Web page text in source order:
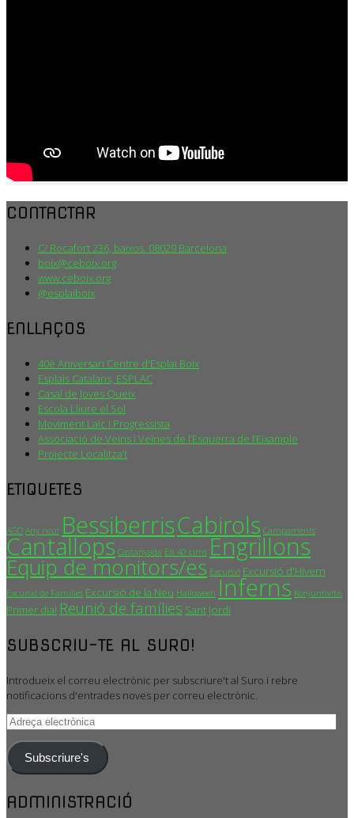
CONTACTAR
C/ Rocafort 236, baixos. 08029 Barcelona
boix@ceboix.org
www.ceboix.org
@esplaiboix
ENLLAÇOS
40è Aniversari Centre d'Esplai Boix
Esplais Catalans, ESPLAC
Casal de Joves Queix
Escola Lliure el Sol
Moviment Laic i Progressista
Associació de Veïns i Veïnes de l’Esquerra de l’Eixample
Projecte Localitza’t
ETIQUETES
AGO Any nou! BessiberrisCabirols Campaments
Cantallops Castanyada Els 40 cims Engrillons
Equip de monitors/es Excursió Excursió d'Hivern
Excursió de Famílies Excursió de la Neu Halloween Inferns Konjuntivitis
Primer dia! Reunió de famílies Sant Jordi
SUBSCRIU-TE AL SURO!
Introdueix el correu electrònic per subscriure't al Suro i rebre
notificacions d'entrades noves per correu electrònic.
Adreça
Subscriure's
ADMINISTRACIÓ